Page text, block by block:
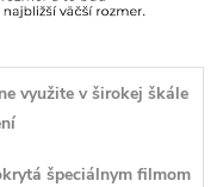
využite v širokej škále
špeciálnym filmom